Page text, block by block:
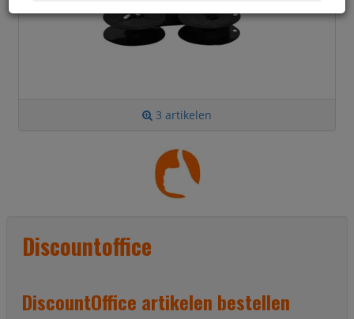
3 artikelen
Discountoffice
DiscountOffice artikelen bestellen